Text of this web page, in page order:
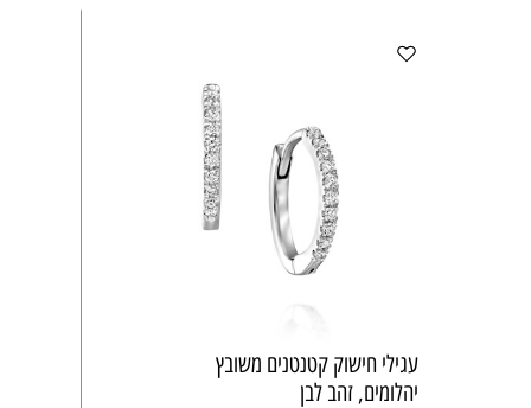
עגילי חישוק קטנטנים משובץ
יהלומים, זהב לבן